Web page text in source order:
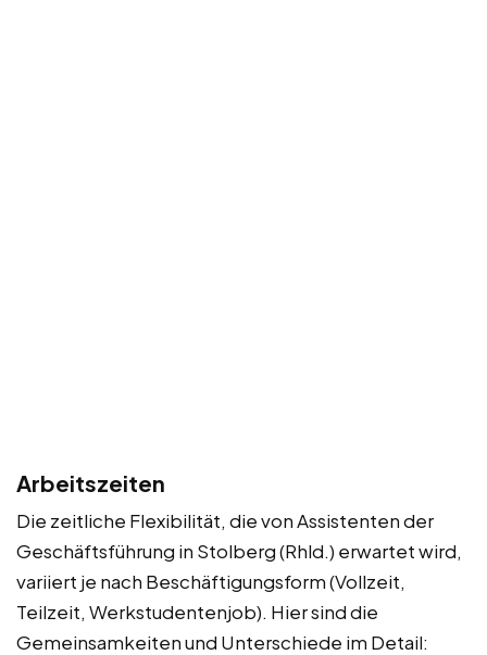
Arbeitszeiten
Die zeitliche Flexibilität, die von Assistenten der
Geschäftsführung in Stolberg (Rhld.) erwartet wird,
variiert je nach Beschäftigungsform (Vollzeit,
Teilzeit, Werkstudentenjob). Hier sind die
Gemeinsamkeiten und Unterschiede im Detail: